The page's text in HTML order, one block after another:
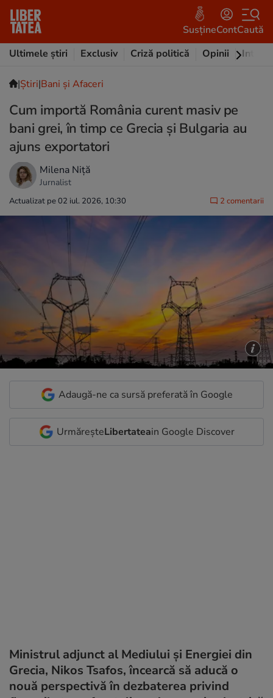
SusțineContCaută
Ultimele știri
Exclusiv Criză politică Opinii
|Ştiri|Bani și Afaceri
Cum importă România curent masiv pe
bani grei, în timp ce Grecia și Bulgaria au
ajuns exportatori
Milena Niță
Jurnalist
Actualizat pe 02 iul. 2026, 10:30 2 comentarii
Adaugă-ne ca sursă preferată în Google
UrmăreșteLibertateain Google Discover
Ministrul adjunct al Mediului și Energiei din
Grecia, Nikos Tsafos, încearcă să aducă o
nouă perspectivă în dezbaterea privind